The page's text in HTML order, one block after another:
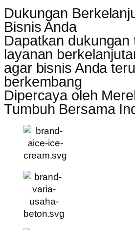
Dukungan
Bisnis Anda
Dapatkan dukungan
layanan
agar bisnis Anda
berkembang
Dipercaya oleh
Tumbuh Bersama